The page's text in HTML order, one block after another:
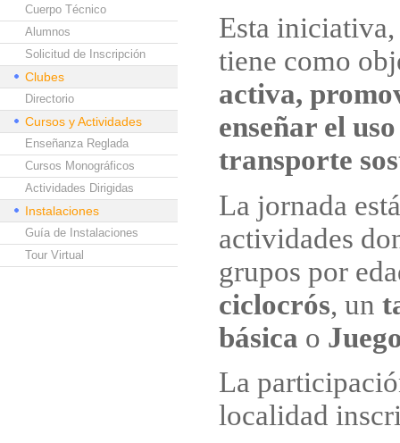
Cuerpo Técnico
Alumnos
Solicitud de Inscripción
Clubes
Directorio
Cursos y Actividades
Enseñanza Reglada
Cursos Monográficos
Actividades Dirigidas
Instalaciones
Guía de Instalaciones
Tour Virtual
Esta
tiene como
activa,
enseñar el
transporte
La jornada
actividades
grupos por
ciclocrós, un
básica o
La
localidad